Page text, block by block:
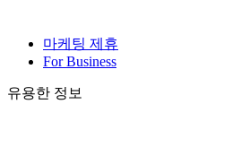
마케팅 제휴
For Business
유용한 정보